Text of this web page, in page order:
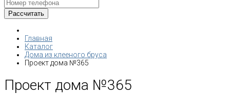
Главная
Каталог
Дома из клееного бруса
Проект дома №365
Проект дома №365